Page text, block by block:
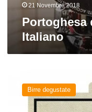
21 Novembre 2018
Italiano
Jesus
Birre degustate